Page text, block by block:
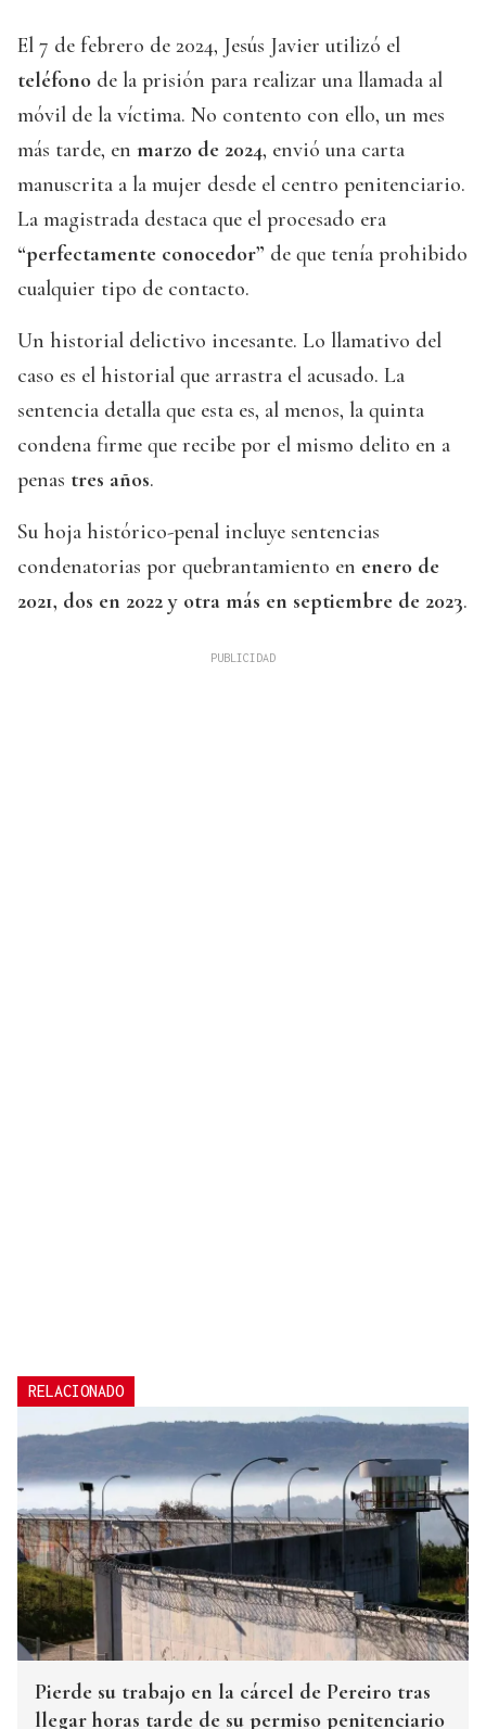
El 7 de febrero de 2024, Jesús Javier utilizó el
teléfono de la prisión para realizar una llamada al
móvil de la víctima. No contento con ello, un mes
más tarde, en marzo de 2024, envió una carta
manuscrita a la mujer desde el centro penitenciario.
La magistrada destaca que el procesado era
“perfectamente conocedor” de que tenía prohibido
cualquier tipo de contacto.
Un historial delictivo incesante. Lo llamativo del
caso es el historial que arrastra el acusado. La
sentencia detalla que esta es, al menos, la quinta
condena firme que recibe por el mismo delito en a
penas tres años.
Su hoja histórico-penal incluye sentencias
condenatorias por quebrantamiento en enero de
2021, dos en 2022 y otra más en septiembre de 2023.
RELACIONADO
Pierde su trabajo en la cárcel de Pereiro tras
llegar horas tarde de su permiso penitenciario